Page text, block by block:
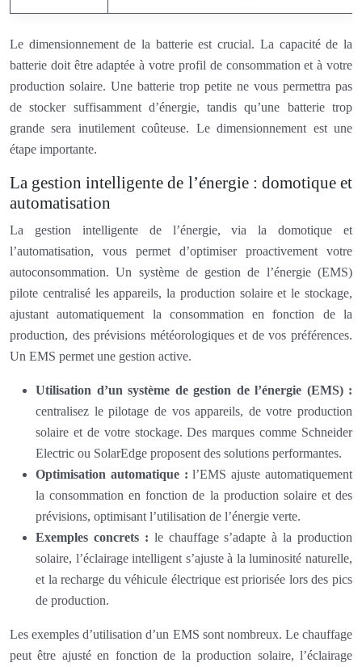
Le dimensionnement de la batterie est crucial. La capacité de la
batterie doit être adaptée à votre profil de consommation et à votre
production solaire. Une batterie trop petite ne vous permettra pas
de stocker suffisamment d’énergie, tandis qu’une batterie trop
grande sera inutilement coûteuse. Le dimensionnement est une
étape importante.
La gestion intelligente de l’énergie : domotique et
automatisation
La gestion intelligente de l’énergie, via la domotique et
l’automatisation, vous permet d’optimiser proactivement votre
autoconsommation. Un système de gestion de l’énergie (EMS)
pilote centralisé les appareils, la production solaire et le stockage,
ajustant automatiquement la consommation en fonction de la
production, des prévisions météorologiques et de vos préférences.
Un EMS permet une gestion active.
Utilisation d’un système de gestion de l’énergie (EMS) :
centralisez le pilotage de vos appareils, de votre production
solaire et de votre stockage. Des marques comme Schneider
Electric ou SolarEdge proposent des solutions performantes.
Optimisation automatique :l’EMS ajuste automatiquement
la consommation en fonction de la production solaire et des
prévisions, optimisant l’utilisation de l’énergie verte.
Exemples concrets : le chauffage s’adapte à la production
solaire, l’éclairage intelligent s’ajuste à la luminosité naturelle,
et la recharge du véhicule électrique est priorisée lors des pics
de production.
Les exemples d’utilisation d’un EMS sont nombreux. Le chauffage
peut être ajusté en fonction de la production solaire, l’éclairage